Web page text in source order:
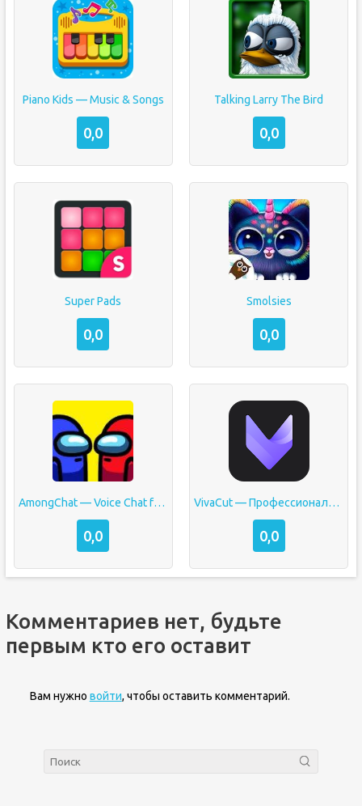
Piano Kids — Music & Songs
0,0
Talking Larry The Bird
0,0
Super Pads
0,0
Smolsies
0,0
AmongChat — Voice Chat for Among Us Friends
0,0
VivaCut — Профессиональный видеоредактор
0,0
Комментариев нет, будьте
первым кто его оставит
Вам нужно войти, чтобы оставить комментарий.